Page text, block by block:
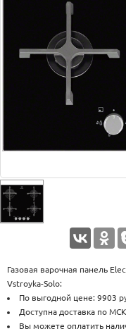
обмен
Газовая варочная панель
Vstroyka-Solo:
По выгодной цене: 9903
Доступна доставка по
Вы можете оплатить